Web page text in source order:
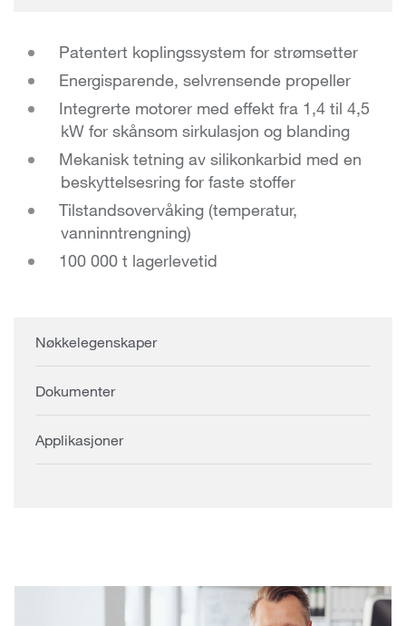
Patentert koplingssystem for strømsetter
Energisparende, selvrensende propeller
Integrerte motorer med effekt fra 1,4 til 4,5
kW for skånsom sirkulasjon og blanding
Mekanisk tetning av silikonkarbid med en
beskyttelsesring for faste stoffer
Tilstandsovervåking (temperatur,
vanninntrengning)
100 000 t lagerlevetid
Nøkkelegenskaper
Dokumenter
Applikasjoner